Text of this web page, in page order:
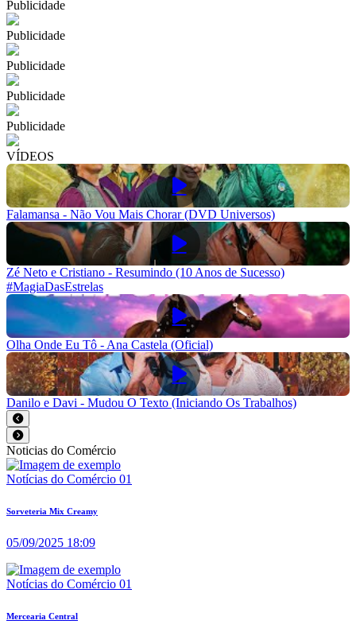
Publicidade
Publicidade
Publicidade
Publicidade
Publicidade
VÍDEOS
Falamansa - Não Vou Mais Chorar (DVD Universos)
Zé Neto e Cristiano - Resumindo (10 Anos de Sucesso)
#MagiaDasEstrelas
Olha Onde Eu Tô - Ana Castela (Oficial)
Danilo e Davi - Mudou O Texto (Iniciando Os Trabalhos)
Noticias do Comércio
Notícias do Comércio 01
Sorveteria Mix Creamy
05/09/2025 18:09
Notícias do Comércio 01
Mercearia Central